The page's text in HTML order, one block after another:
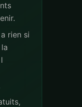
rien si